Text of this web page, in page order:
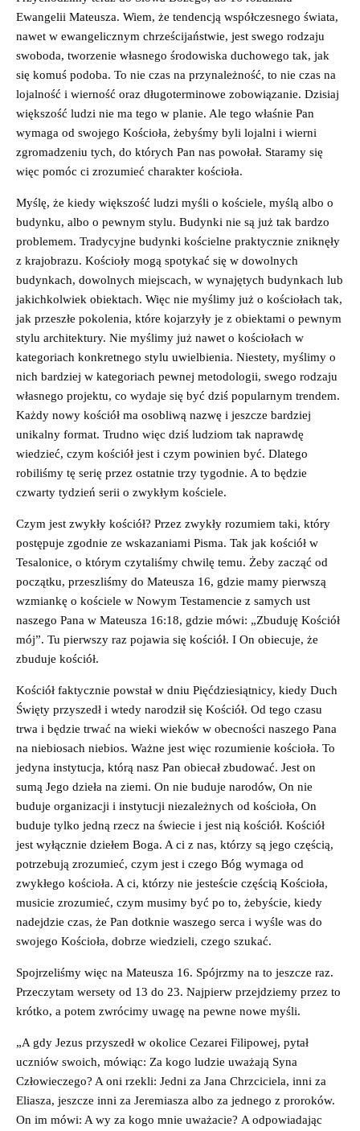
S
E
P
I
S
O
D
E
S
O
D
E
S
L
I
S
T
S
O
D
E
D
C
A
T
I
N
F
O
M
T
I
O
N
Ewangelii Mateusza. Wiem, że tendencją współczesnego świata,
nawet w ewangelicznym chrześcijaństwie, jest swego rodzaju
swoboda, tworzenie własnego środowiska duchowego tak, jak
się komuś podoba. To nie czas na przynależność, to nie czas na
lojalność i wierność oraz długoterminowe zobowiązanie. Dzisiaj
większość ludzi nie ma tego w planie. Ale tego właśnie Pan
wymaga od swojego Kościoła, żebyśmy byli lojalni i wierni
zgromadzeniu tych, do których Pan nas powołał. Staramy się
więc pomóc ci zrozumieć charakter kościoła.
Myślę, że kiedy większość ludzi myśli o kościele, myślą albo o
budynku, albo o pewnym stylu. Budynki nie są już tak bardzo
problemem. Tradycyjne budynki kościelne praktycznie zniknęły
z krajobrazu. Kościoły mogą spotykać się w dowolnych
budynkach, dowolnych miejscach, w wynajętych budynkach lub
jakichkolwiek obiektach. Więc nie myślimy już o kościołach tak,
jak przeszłe pokolenia, które kojarzyły je z obiektami o pewnym
stylu architektury. Nie myślimy już nawet o kościołach w
kategoriach konkretnego stylu uwielbienia. Niestety, myślimy o
nich bardziej w kategoriach pewnej metodologii, swego rodzaju
własnego projektu, co wydaje się być dziś popularnym trendem.
Każdy nowy kościół ma osobliwą nazwę i jeszcze bardziej
unikalny format. Trudno więc dziś ludziom tak naprawdę
wiedzieć, czym kościół jest i czym powinien być. Dlatego
robiliśmy tę serię przez ostatnie trzy tygodnie. A to będzie
czwarty tydzień serii o zwykłym kościele.
Czym jest zwykły kościół? Przez zwykły rozumiem taki, który
postępuje zgodnie ze wskazaniami Pisma. Tak jak kościół w
Tesalonice, o którym czytaliśmy chwilę temu. Żeby zacząć od
początku, przeszliśmy do Mateusza 16, gdzie mamy pierwszą
wzmiankę o kościele w Nowym Testamencie z samych ust
naszego Pana w Mateusza 16:18, gdzie mówi: „Zbuduję Kościół
mój”. Tu pierwszy raz pojawia się kościół. I On obiecuje, że
zbuduje kościół.
Kościół faktycznie powstał w dniu Pięćdziesiątnicy, kiedy Duch
Święty przyszedł i wtedy narodził się Kościół. Od tego czasu
trwa i będzie trwać na wieki wieków w obecności naszego Pana
na niebiosach niebios. Ważne jest więc rozumienie kościoła. To
jedyna instytucja, którą nasz Pan obiecał zbudować. Jest on
sumą Jego dzieła na ziemi. On nie buduje narodów, On nie
buduje organizacji i instytucji niezależnych od kościoła, On
buduje tylko jedną rzecz na świecie i jest nią kościół. Kościół
jest wyłącznie dziełem Boga. A ci z nas, którzy są jego częścią,
potrzebują zrozumieć, czym jest i czego Bóg wymaga od
zwykłego kościoła. A ci, którzy nie jesteście częścią Kościoła,
musicie zrozumieć, czym musimy być po to, żebyście, kiedy
nadejdzie czas, że Pan dotknie waszego serca i wyśle was do
swojego Kościoła, dobrze wiedzieli, czego szukać.
Spojrzeliśmy więc na Mateusza 16. Spójrzmy na to jeszcze raz.
Przeczytam wersety od 13 do 23. Najpierw przejdziemy przez to
krótko, a potem zwrócimy uwagę na pewne nowe myśli.
„A gdy Jezus przyszedł w okolice Cezarei Filipowej, pytał
uczniów swoich, mówiąc: Za kogo ludzie uważają Syna
Człowieczego? A oni rzekli: Jedni za Jana Chrzciciela, inni za
Eliasza, jeszcze inni za Jeremiasza albo za jednego z proroków.
On im mówi: A wy za kogo mnie uważacie? A odpowiadając